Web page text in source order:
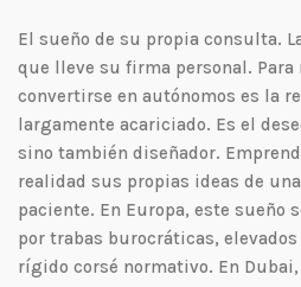
El sueño de su propia consulta.
que lleve su firma personal. Para
convertirse en autónomos es la
largamente acariciado. Es el
sino también diseñador.
realidad sus propias ideas de
paciente. En Europa, este sueño
por trabas burocráticas,
rígido corsé normativo. En